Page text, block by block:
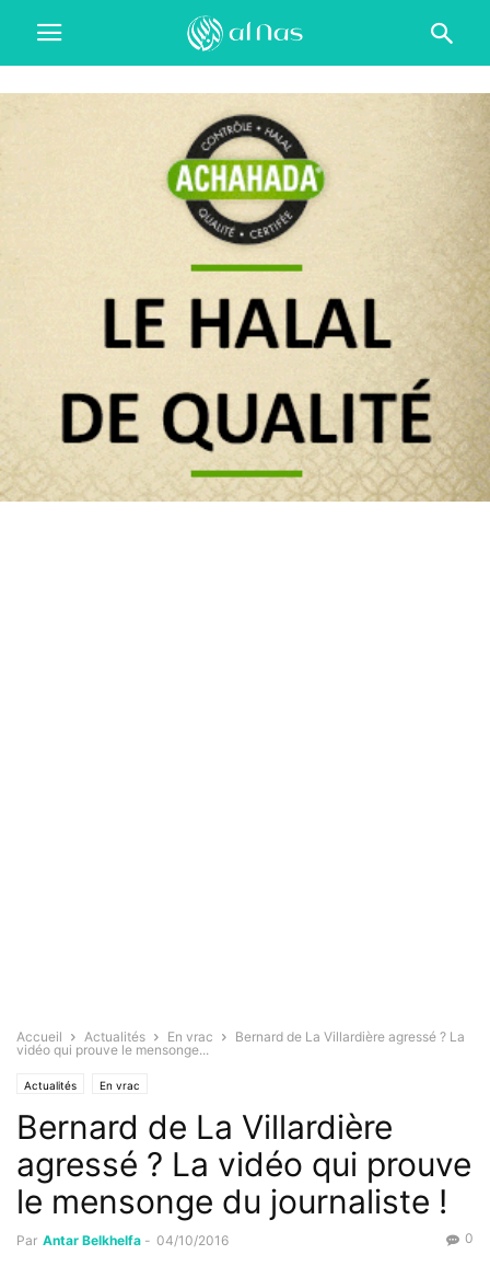
Accueil Actualités En vrac
Bernard de La Villardière agressé ? La
vidéo qui prouve le mensonge...
Actualités En vrac
Bernard de La Villardière
agressé ? La vidéo qui prouve
le mensonge du journaliste !
Par Antar Belkhelfa - 04/10/2016 0